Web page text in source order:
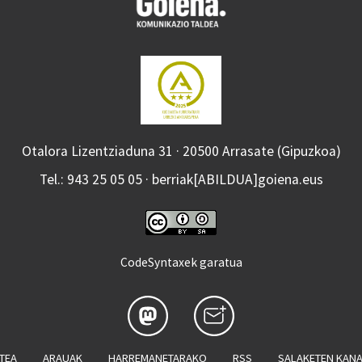
Otalora Lizentziaduna 31 · 20500 Arrasate (Gipuzkoa)
Tel.: 943 25 05 05 · berriak[ABILDUA]goiena.eus
CodeSyntaxek garatua
ARAUAK HARREMANETARAKO RSS SALAKETEN